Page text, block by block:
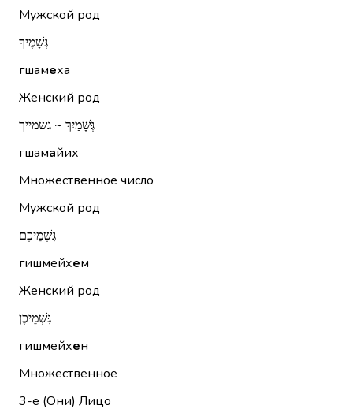
Мужской род
גְּשָׁמֶיךָ
гшамеха
Женский род
גְּשָׁמַיִךְ ~ גשמייך
гшамайих
Множественное число
Мужской род
גִּשְׁמֵיכֶם
гишмейхем
Женский род
גִּשְׁמֵיכֶן
гишмейхен
Множественное
3-е (Они) Лицо